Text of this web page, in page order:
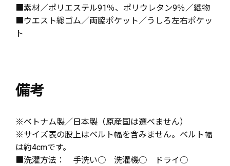
■素材／ポリエステル91％、ポリウレタン9％／織物
■ウエスト総ゴム／両脇ポケット／うしろ左右ポケッ
ト
備考
※ベトナム製／日本製（原産国は選べません）
※サイズ表の股上はベルト幅を含みません。ベルト幅
は約4cmです。
■洗濯方法： 手洗い○ 洗濯機○ ドライ○